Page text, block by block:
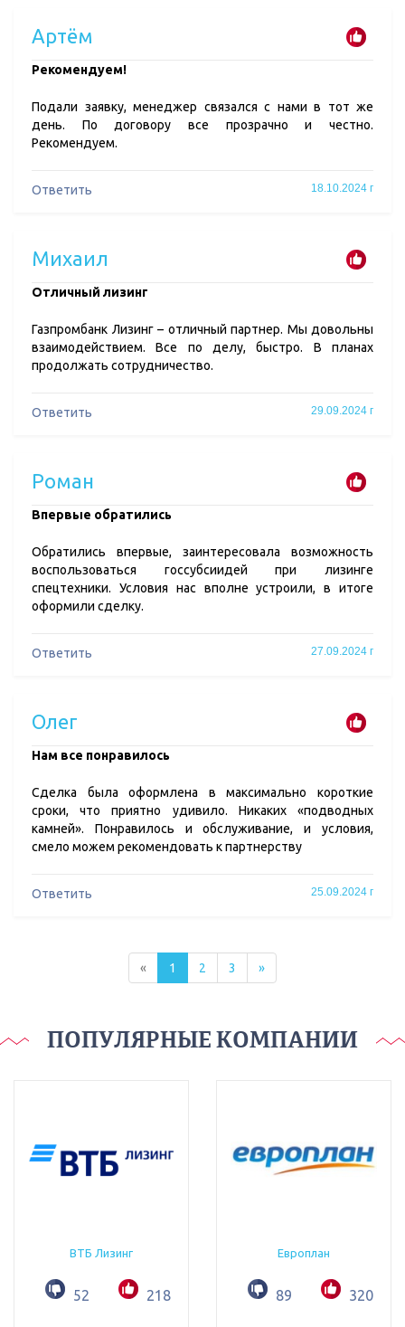
Артём
Рекомендуем!
Подали заявку, менеджер связался с нами в тот же
день. По договору все прозрачно и честно.
Рекомендуем.
Ответить 18.10.2024 г
Михаил
Отличный лизинг
Газпромбанк Лизинг – отличный партнер. Мы довольны
взаимодействием. Все по делу, быстро. В планах
продолжать сотрудничество.
Ответить 29.09.2024 г
Роман
Впервые обратились
Обратились впервые, заинтересовала возможность
воспользоваться госсубсиидей при лизинге
спецтехники. Условия нас вполне устроили, в итоге
оформили сделку.
Ответить 27.09.2024 г
Олег
Нам все понравилось
Сделка была оформлена в максимально короткие
сроки, что приятно удивило. Никаких «подводных
камней». Понравилось и обслуживание, и условия,
смело можем рекомендовать к партнерству
Ответить 25.09.2024 г
« 1 2 3 »
ПОПУЛЯРНЫЕ КОМПАНИИ
ВТБ Лизинг
52 218
Европлан
89 320